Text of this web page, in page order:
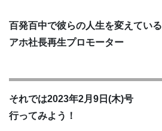
百発百中で彼らの人生を変えている
アホ社長再生プロモーター
それでは2023年2月9日(木)号
行ってみよう！